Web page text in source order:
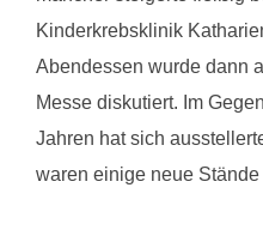
Kinderkrebsklinik
Abendessen wurde dann
Messe diskutiert. Im
Jahren hat sich
waren einige neue Stände